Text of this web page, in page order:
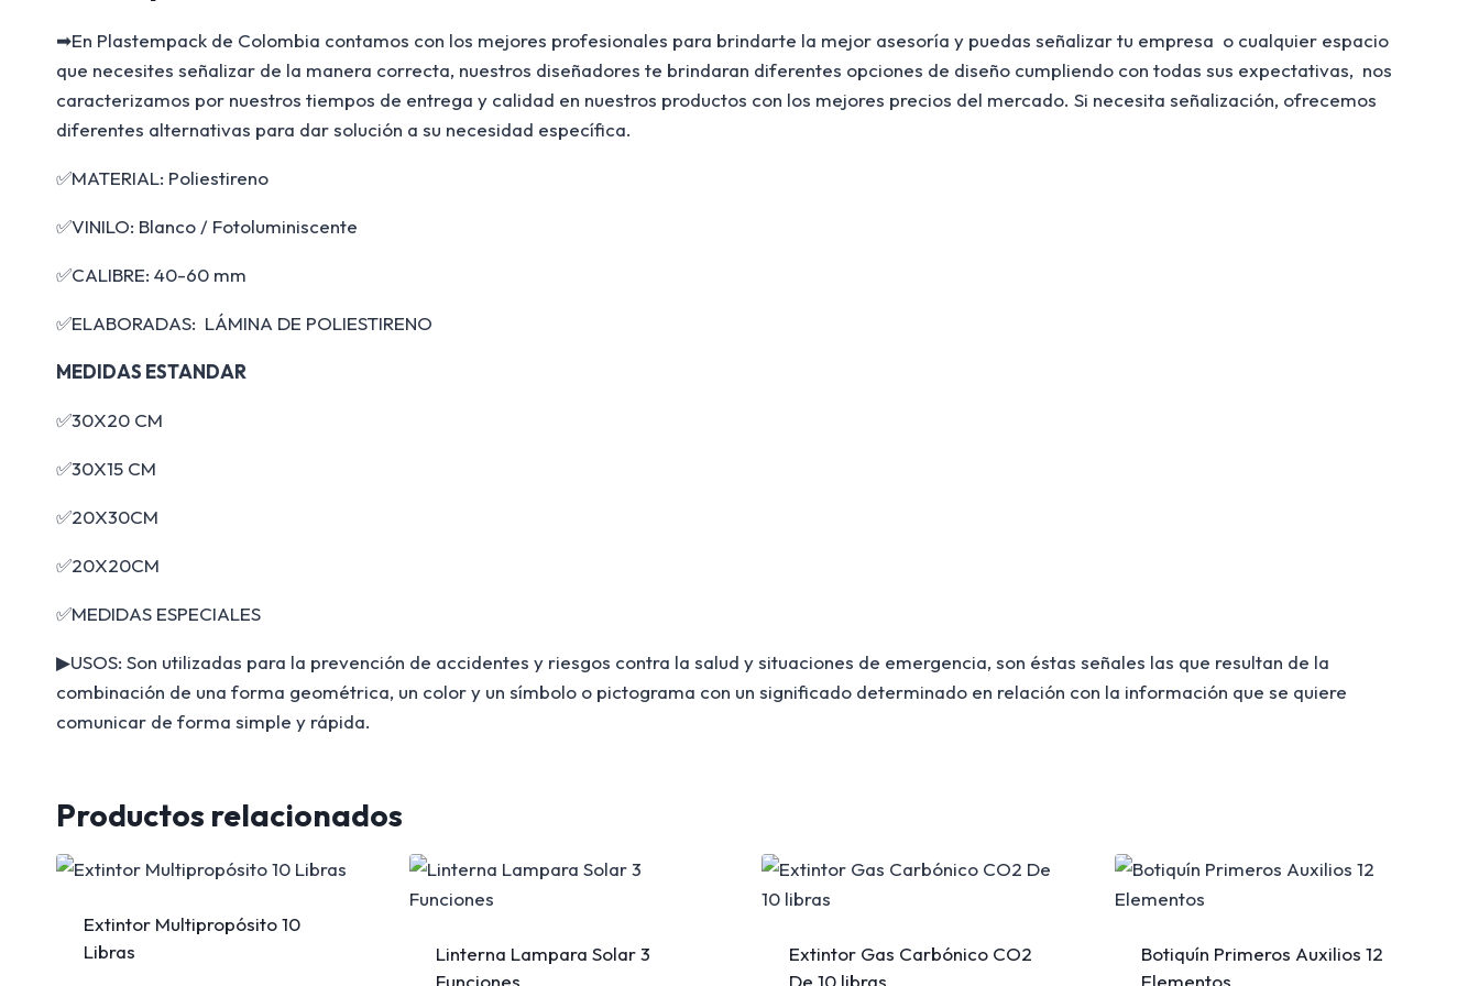
➡En Plastempack de Colombia contamos con los mejores profesionales para brindarte la mejor asesoría y puedas señalizar tu empresa o cualquier espacio
que necesites señalizar de la manera correcta, nuestros diseñadores te brindaran diferentes opciones de diseño cumpliendo con todas sus expectativas, nos
caracterizamos por nuestros tiempos de entrega y calidad en nuestros productos con los mejores precios del mercado. Si necesita señalización, ofrecemos
diferentes alternativas para dar solución a su necesidad específica.
✅MATERIAL: Poliestireno
✅VINILO: Blanco / Fotoluminiscente
✅CALIBRE: 40-60 mm
✅ELABORADAS: LÁMINA DE POLIESTIRENO
MEDIDAS ESTANDAR
✅30X20 CM
✅30X15 CM
✅20X30CM
✅20X20CM
✅MEDIDAS ESPECIALES
▶USOS: Son utilizadas para la prevención de accidentes y riesgos contra la salud y situaciones de emergencia, son éstas señales las que resultan de la
combinación de una forma geométrica, un color y un símbolo o pictograma con un significado determinado en relación con la información que se quiere
comunicar de forma simple y rápida.
Productos relacionados
Extintor Multipropósito 10
Libras
Linterna Lampara Solar 3
Funciones
Extintor Gas Carbónico CO2
De 10 libras
Botiquín Primeros Auxilios 12
Elementos